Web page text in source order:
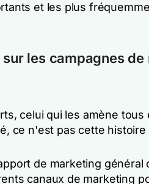
et les plus
sur les campagnes
celui qui les amène tous
ce n'est pas cette histoire
de marketing général
canaux de marketing